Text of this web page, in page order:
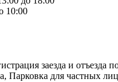
10:00
заезда и
Парковка для частных лиц